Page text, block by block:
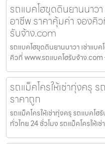
รถแบคโฮขุดดินยานนาว
อาชีพ ราคาคุ้มค่า จองคิ
รับจ้าง.com
รถแบคโฮขุดดินยานนาวา เช่าแบ
คิวที่ www.รถแบคโฮรับจ้าง
รถแม็คโครให้เช่าทุ่งครุ ร
ราคาถูก
รถแม็คโครให้เช่าทุ่งครุ รถแบคโฮ
ทั่วไทย 24 ชั่วโมง รถแม็คโครให้เ